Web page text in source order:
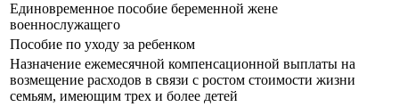
Единовременное пособие беременной жене
военнослужащего
Пособие по уходу за ребенком
Назначение ежемесячной компенсационной выплаты на
возмещение расходов в связи с ростом стоимости жизни
семьям, имеющим трех и более детей